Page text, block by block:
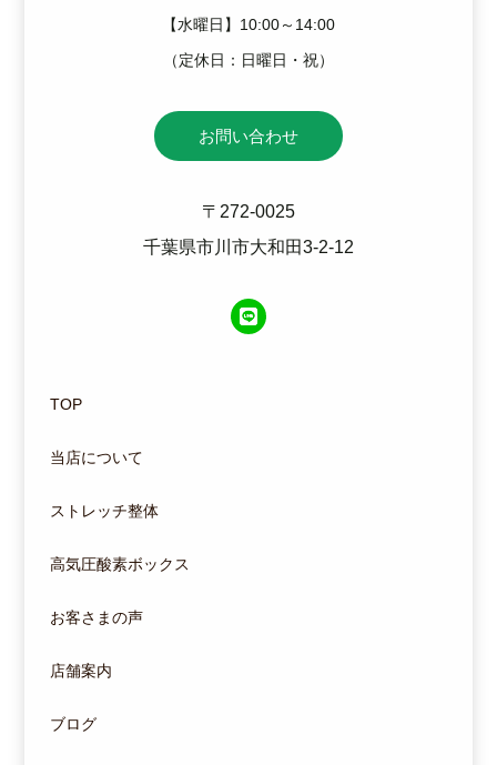
【水曜日】10:00～14:00
（定休日：日曜日・祝）
お問い合わせ
〒272-0025
千葉県市川市大和田3-2-12
TOP
当店について
ストレッチ整体
高気圧酸素ボックス
お客さまの声
店舗案内
ブログ